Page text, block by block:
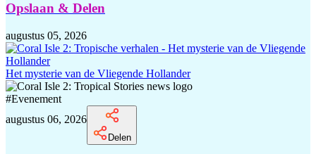
Opslaan & Delen
augustus 05, 2026
Het mysterie van de Vliegende Hollander
#Evenement
augustus 06, 2026
Delen